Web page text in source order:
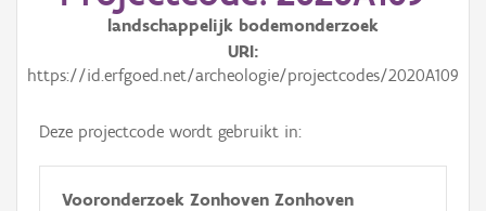
landschappelijk bodemonderzoek
URI
https://id.erfgoed.net/archeologie/projectcodes/2020A109
Deze projectcode wordt gebruikt in:
Vooronderzoek Zonhoven Zonhoven